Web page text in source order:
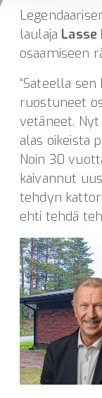
laulaja Lasse
osaamiseen
“Sateella
ruostuneet
vetäneet. Nyt
alas oikeista
Noin 30
kaivannut
tehdyn
ehti tehdä